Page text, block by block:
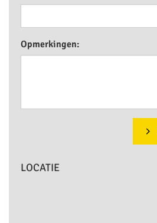
Opmerkingen:
LOCATIE